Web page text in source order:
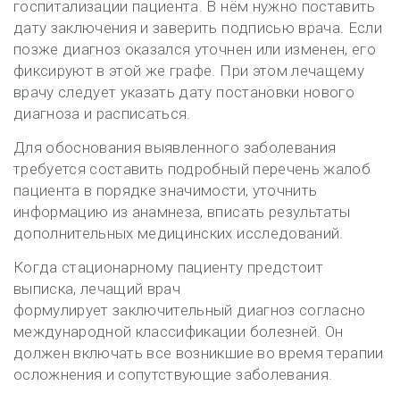
госпитализации пациента. В нём нужно поставить
дату заключения и заверить подписью врача. Если
позже диагноз оказался уточнен или изменен, его
фиксируют в этой же графе. При этом лечащему
врачу следует указать дату постановки нового
диагноза и расписаться.
Для обоснования выявленного заболевания
требуется составить подробный перечень жалоб
пациента в порядке значимости, уточнить
информацию из анамнеза, вписать результаты
дополнительных медицинских исследований.
Когда стационарному пациенту предстоит
выписка, лечащий врач
формулирует заключительный диагноз согласно
международной классификации болезней. Он
должен включать все возникшие во время терапии
осложнения и сопутствующие заболевания.